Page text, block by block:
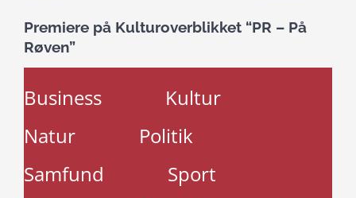
Premiere på Kulturoverblikket “PR – På
Røven”
Business
Kultur
Natur
Politik
Samfund
Sport